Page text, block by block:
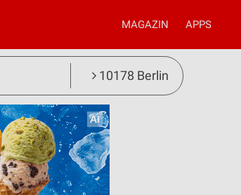
MAGAZIN APPS
10178 Berlin